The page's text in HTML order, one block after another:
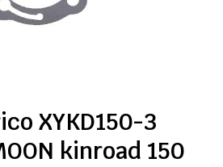
XYKD150-3
kinroad 150